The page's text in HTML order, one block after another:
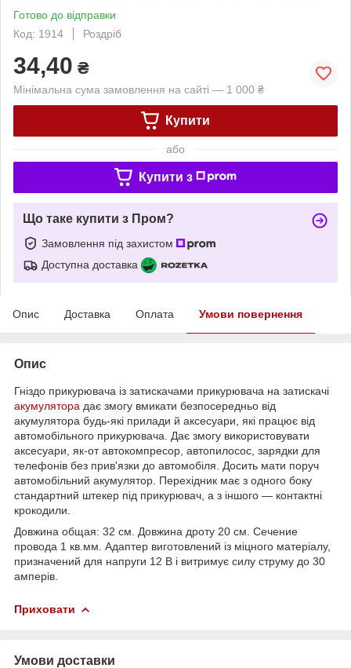
Готово до відправки
Код: 1914
Роздріб
34,40 ₴
Мінімальна сума замовлення на сайті — 1 000 ₴
Купити
або
Купити з
Що таке купити з Пром?
Замовлення під захистом
Доступна доставка
Опис Доставка Оплата Умови повернення
Опис
Гніздо прикурювача із затискачами прикурювача на затискачі
акумулятора дає змогу вмикати безпосередньо від
акумулятора будь-які прилади й аксесуари, які працює від
автомобільного прикурювача. Дає змогу використовувати
аксесуари, як-от автокомпресор, автопилосос, зарядки для
телефонів без прив'язки до автомобіля. Досить мати поруч
автомобільний акумулятор. Перехідник має з одного боку
стандартний штекер під прикурювач, а з іншого — контактні
крокодили.
Довжина общая: 32 см. Довжина дроту 20 см. Сечение
провода 1 кв.мм. Адаптер виготовлений із міцного матеріалу,
призначений для напруги 12 В і витримує силу струму до 30
амперів.
Приховати
Умови доставки